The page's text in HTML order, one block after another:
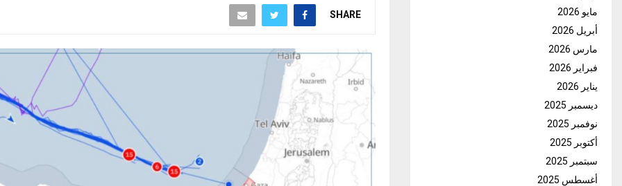
SHARE
مايو 2026
أبريل 2026
مارس 2026
فبراير 2026
يناير 2026
ديسمبر 2025
نوفمبر 2025
أكتوبر 2025
سبتمبر 2025
أغسطس 2025